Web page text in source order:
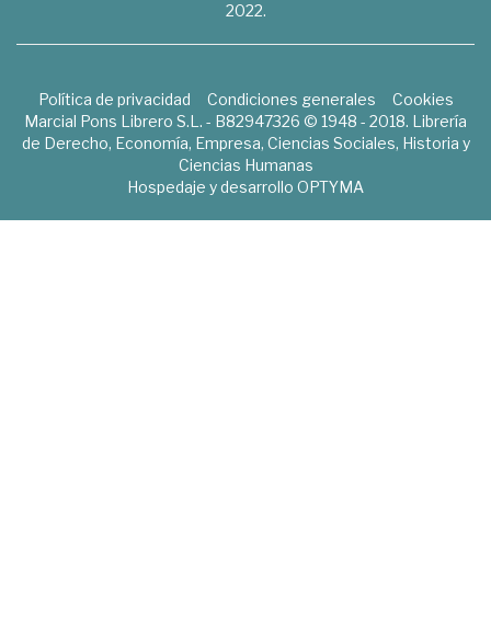
2022.
Política de privacidad Condiciones generales
Cookies
Marcial Pons Librero S.L. - B82947326 © 1948 - 2018. Librería
de Derecho, Economía, Empresa, Ciencias Sociales, Historia y
Ciencias Humanas
Hospedaje y desarrollo OPTYMA